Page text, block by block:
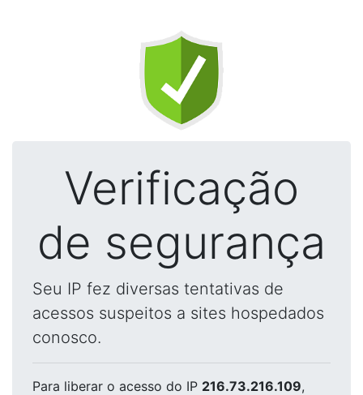
Verificação
de segurança
Seu IP fez diversas tentativas de
acessos suspeitos a sites hospedados
conosco.
Para liberar o acesso do IP 216.73.216.109,